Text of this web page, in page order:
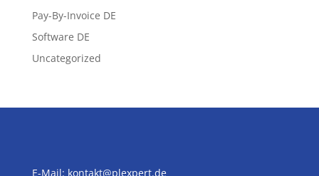
Pay-By-Invoice DE
Software DE
Uncategorized
E-Mail: kontakt@plexpert.de